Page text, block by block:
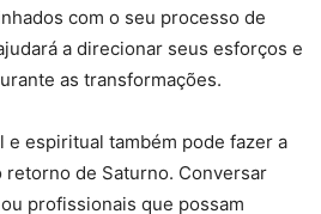
com o seu processo de
a direcionar seus esforços e
as transformações.
e espiritual também pode fazer a
retorno de Saturno. Conversar
profissionais que possam